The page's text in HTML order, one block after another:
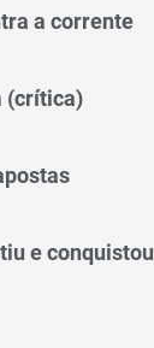
a corrente
(crítica)
e conquistou